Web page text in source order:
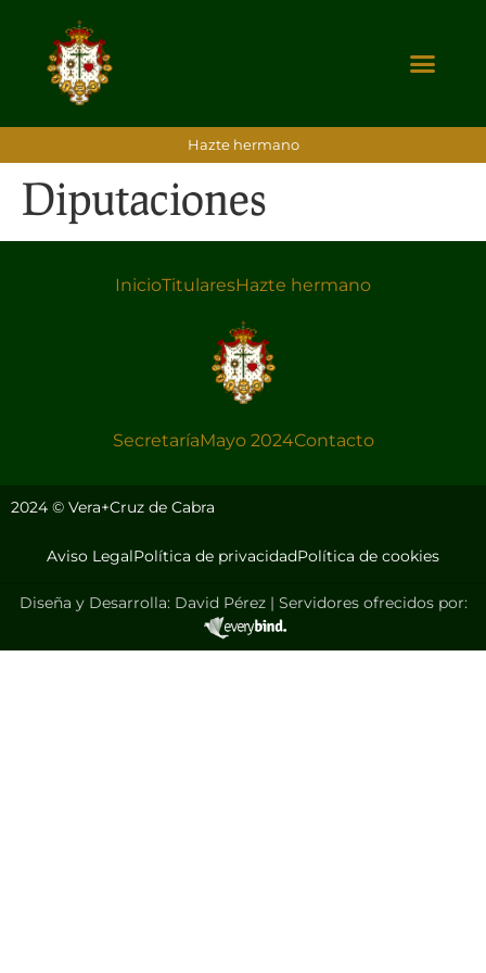
Hazte hermano
Diputaciones
InicioTitularesHazte hermano
SecretaríaMayo 2024Contacto
2024 © Vera+Cruz de Cabra
Aviso LegalPolítica de privacidadPolítica de cookies
Diseña y Desarrolla: David Pérez | Servidores ofrecidos por: